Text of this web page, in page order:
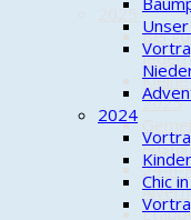
2025
Bei
jeder!
2025
24-h-
Alvern
2024
Chic